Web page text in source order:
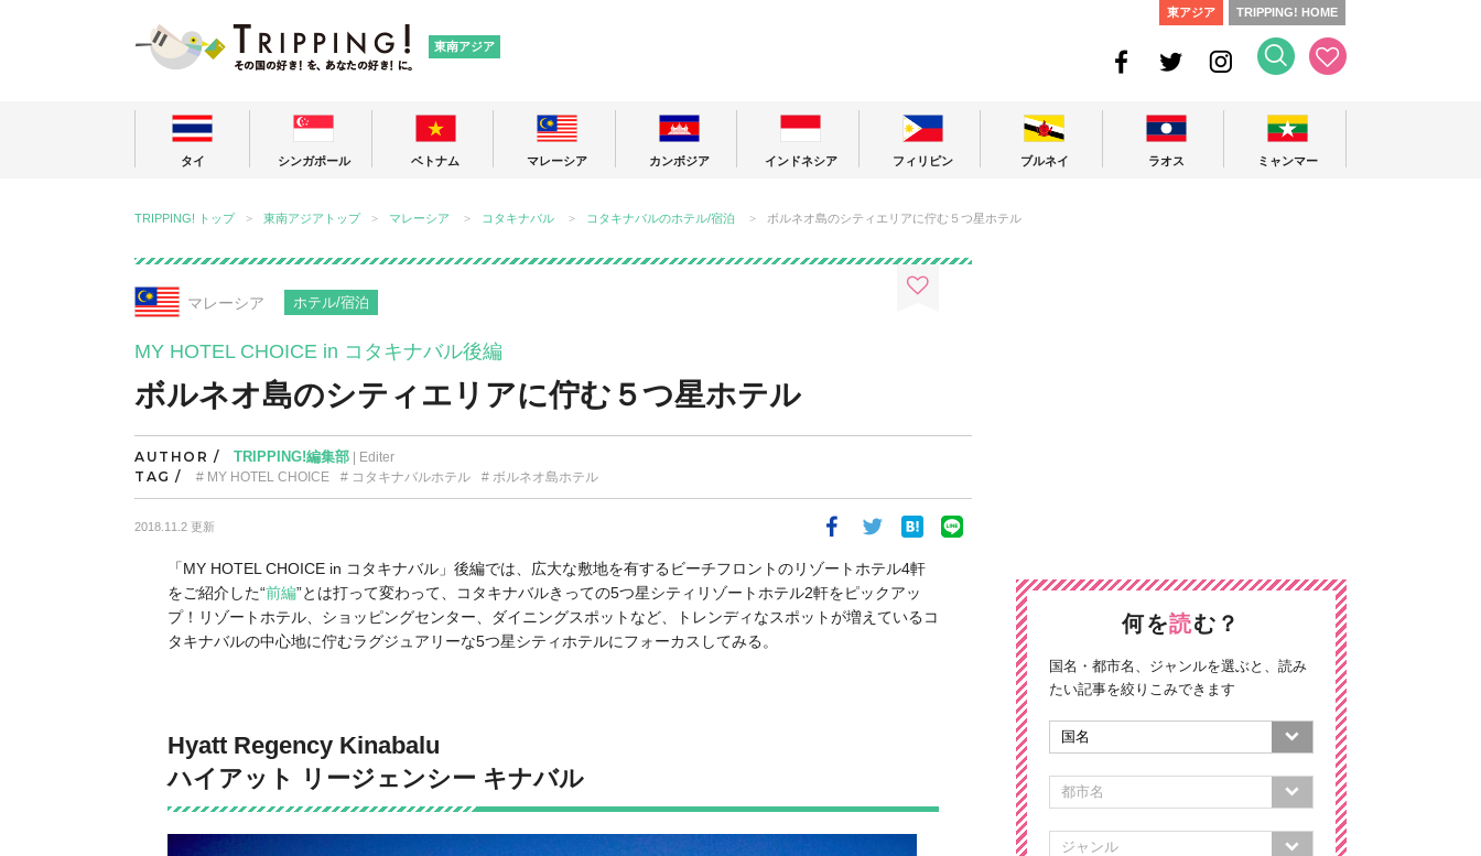
東南アジア
東アジア TRIPPING! HOME
タイ シンガポール ベトナム マレーシア カンボジア インドネシア フィリピン ブルネイ ラオス ミャンマー
TRIPPING! トップ 東南アジアトップ マレーシア コタキナバル コタキナバルのホテル/宿泊 ボルネオ島のシティエリアに佇む５つ星ホテル
マレーシア ホテル/宿泊
MY HOTEL CHOICE in コタキナバル後編
ボルネオ島のシティエリアに佇む５つ星ホテル
AUTHOR / TRIPPING!編集部 | Editer
TAG / MY HOTEL CHOICE コタキナバルホテル ボルネオ島ホテル
2018.11.2 更新
「MY HOTEL CHOICE in コタキナバル」後編では、広大な敷地を有するビーチフロントのリゾートホテル4軒
をご紹介した“前編”とは打って変わって、コタキナバルきっての5つ星シティリゾートホテル2軒をピックアッ
プ！リゾートホテル、ショッピングセンター、ダイニングスポットなど、トレンディなスポットが増えているコ
タキナバルの中心地に佇むラグジュアリーな5つ星シティホテルにフォーカスしてみる。
Hyatt Regency Kinabalu
ハイアット リージェンシー キナバル
何を読む？
国名・都市名、ジャンルを選ぶと、読み
たい記事を絞りこみできます